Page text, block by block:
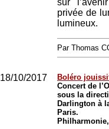
sur
privée de
lumineux.
Par Thomas
18/10/2017
Boléro
Concert de
sous la
Darlington à
Paris.